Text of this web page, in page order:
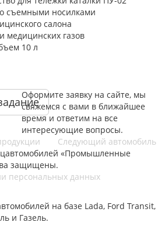
съемными носилками
салона
медицинских газов
10 л
Оформите заявку на сайте, мы
свяжемся с вами в ближайшее
время и ответим на все
интересующие вопросы.
Следующий автомобиль
«Промышленные
защищены.
персональных данных
на базе Lada, Ford Transit,
и Газель.